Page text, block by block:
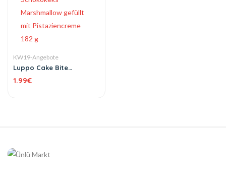
KW19-Angebote
Luppo Cake Bite
gefüllt mit
1.99€